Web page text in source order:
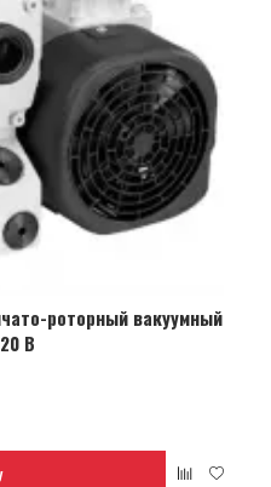
роторный вакуумный
B